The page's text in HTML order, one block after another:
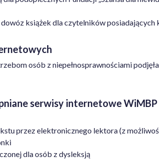
dowóz książek dla czytelników
osób z niepełnosprawnościami
serwisy internetowe
przez elektronicznego lektora (z
dla osób z dysleksją